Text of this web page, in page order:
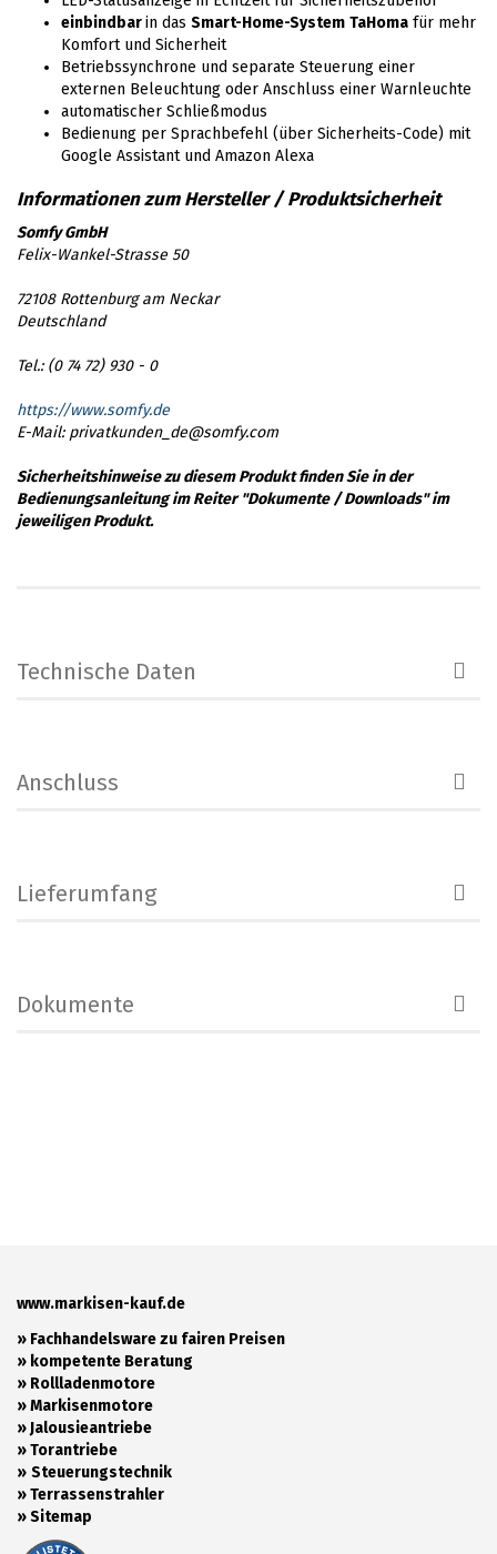
einbindbarin das Smart-Home-System TaHoma für mehr
Komfort und Sicherheit
Betriebssynchrone und separate Steuerung einer
externen Beleuchtung oder Anschluss einer Warnleuchte
automatischer Schließmodus
Bedienung per Sprachbefehl (über Sicherheits-Code) mit
Google Assistant und Amazon Alexa
Somfy GmbH
Felix-Wankel-Strasse 50
72108 Rottenburg am Neckar
Deutschland
Tel.: (0 74 72) 930 - 0
https://www.somfy.de
E-Mail: privatkunden_de@somfy.com
Sicherheitshinweise zu diesem Produkt finden Sie in der
Bedienungsanleitung im Reiter "Dokumente / Downloads" im
jeweiligen Produkt.
Technische Daten
Anschluss
Lieferumfang
Dokumente
www.markisen-kauf.de
» Fachhandelsware zu fairen Preisen
» kompetente Beratung
» Rollladenmotore
»Markisenmotore
»Jalousieantriebe
»Torantriebe
» Steuerungstechnik
»Terrassenstrahler
»Sitemap